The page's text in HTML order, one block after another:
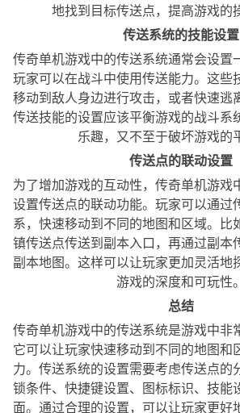
地找到目标传送点，提高游戏的
传送系统的技能设置
传奇单机游戏中的传送系统通常会设置
玩家可以在战斗中使用传送能力。这些
移动到敌人身边进行攻击，或者快速逃
传送技能的设置应该平衡游戏的战斗系
乐趣，又不至于破坏游戏的
传送点的联动设置
为了增加游戏的互动性，传奇单机游戏
设置传送点的联动功能。玩家可以通过
系，快速移动到不同的地图和区域。比
镇传送点传送到副本入口，再通过副本
副本地图。这样可以让玩家更加灵活地
游戏的深度和可玩性。
总结
传奇单机游戏中的传送系统是游戏中非
它可以让玩家快速移动到不同的地图和
力。传送系统的设置需要考虑传送点的
锁条件、快捷键设置、图标标识、技能
面。通过合理的设置，可以让玩家更好